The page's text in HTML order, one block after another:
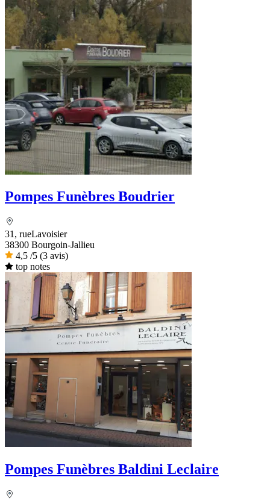
Pompes Funèbres Boudrier
31, rueLavoisier
38300 Bourgoin-Jallieu
4,5 /5 (3 avis)
top notes
Pompes Funèbres Baldini Leclaire